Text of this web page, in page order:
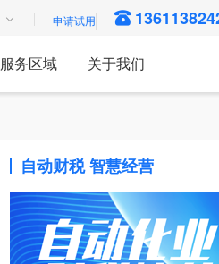
服务区域 关于我们
自动财税 智慧经营